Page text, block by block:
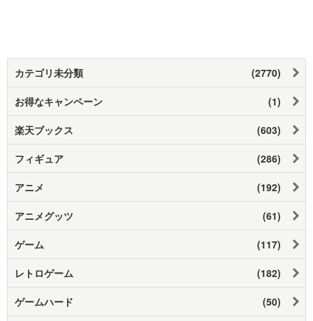
カテゴリ未分類 (2770)
お得なキャンペーン (1)
楽天ブックス (603)
フィギュア (286)
アニメ (192)
アニメグッツ (61)
ゲーム (117)
レトロゲーム (182)
ゲームハード (50)